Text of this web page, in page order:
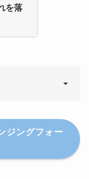
を落
ジングフォー